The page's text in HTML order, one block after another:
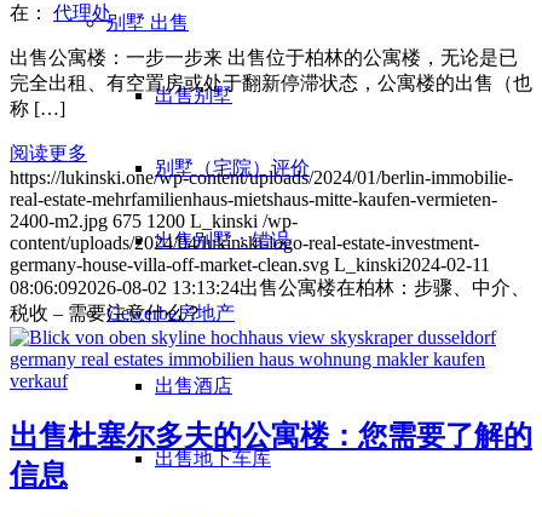
别墅 出售
出售别墅
别墅（宅院）评价
出售别墅：错误
Gewerbe房地产
出售酒店
出售地下车库
在： 代理处
出售公寓楼：一步一步来 出售位于柏林的公寓楼，无论是已
完全出租、有空置房或处于翻新停滞状态，公寓楼的出售（也
称 […]
阅读更多
https://lukinski.one/wp-content/uploads/2024/01/berlin-immobilie-
real-estate-mehrfamilienhaus-mietshaus-mitte-kaufen-vermieten-
2400-m2.jpg 675 1200 L_kinski /wp-
content/uploads/2024/04/lukinski-logo-real-estate-investment-
germany-house-villa-off-market-clean.svg L_kinski2024-02-11
08:06:092026-08-02 13:13:24出售公寓楼在柏林：步骤、中介、
税收 – 需要注意什么？
出售杜塞尔多夫的公寓楼：您需要了解的
信息